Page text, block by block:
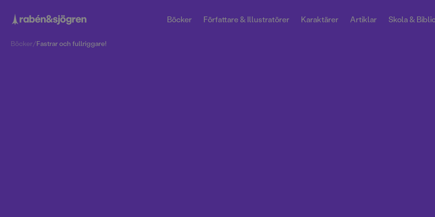
Böcker Författare & Illustratörer Karaktärer Artiklar Skola &
Böcker/Fastrar och fullriggare!